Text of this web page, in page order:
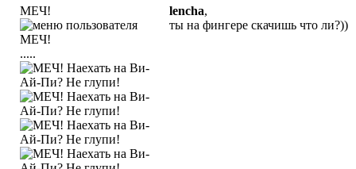
МЕЧ!
.....
lencha,
ты на фингере скачишь что ли?))